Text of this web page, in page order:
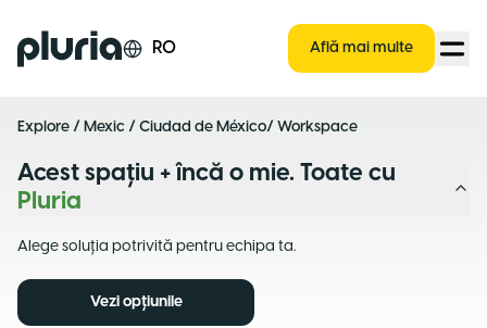
Logo Pluria RO Află mai multe
Explore / Mexic / Ciudad de México/ Workspace
Acest spațiu + încă o mie. Toate cu
Pluria
Alege soluția potrivită pentru echipa ta.
Vezi opțiunile